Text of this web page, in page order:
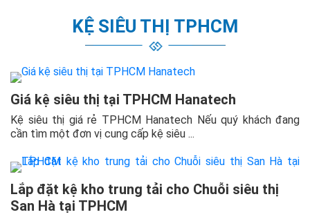
KỆ SIÊU THỊ TPHCM
Giá kệ siêu thị tại TPHCM Hanatech
Kệ siêu thị giá rẻ TPHCM Hanatech Nếu quý khách đang
cần tìm một đơn vị cung cấp kệ siêu ...
Lắp đặt kệ kho trung tải cho Chuỗi siêu thị
San Hà tại TPHCM